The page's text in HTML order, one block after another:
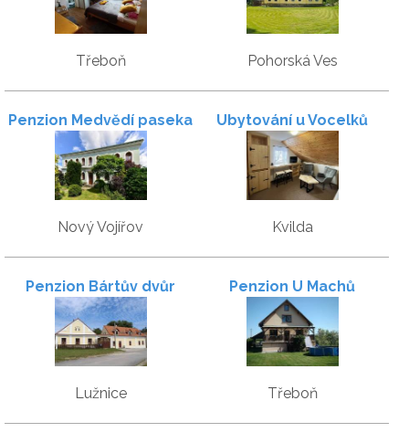
Třeboň Pohorská Ves
Penzion Medvědí paseka
Nový Vojířov
Ubytování u Vocelků
Kvilda
Penzion Bártův dvůr
Lužnice
Penzion U Machů
Třeboň